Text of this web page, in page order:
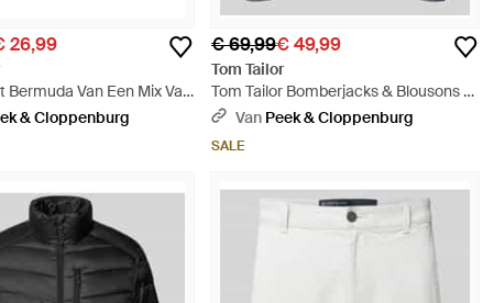
26,99
Bermuda Van Een Mix Van
- Naturel
& Cloppenburg
€ 69,99€ 49,99
Tom Tailor
Tom Tailor Bomberjacks & Blousons -
Blauw
Van Peek & Cloppenburg
SALE